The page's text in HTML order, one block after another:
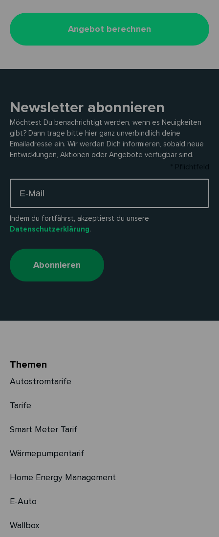
Angebot berechnen
Newsletter abonnieren
Möchtest Du benachrichtigt werden, wenn es Neuigkeiten
gibt? Dann trage bitte hier ganz unverbindlich deine
Emailadresse ein. Wir werden Dich informieren, sobald neue
Entwicklungen, Aktionen oder Angebote verfügbar sind.
* Pflichtfeld
Indem du fortfährst, akzeptierst du unsere
Datenschutzerklärung.
Abonnieren
Themen
Autostromtarife
Tarife
Smart Meter Tarif
Wärmepumpentarif
Home Energy Management
E-Auto
Wallbox